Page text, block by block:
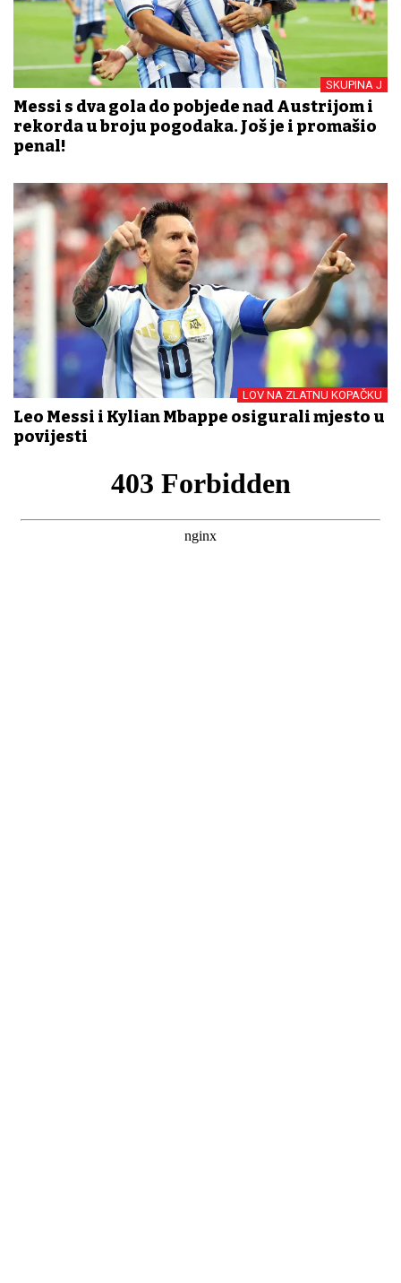
SKUPINA J
Messi s dva gola do pobjede nad Austrijom i
rekorda u broju pogodaka. Još je i promašio
penal!
LOV NA ZLATNU KOPAČKU
Leo Messi i Kylian Mbappe osigurali mjesto u
povijesti